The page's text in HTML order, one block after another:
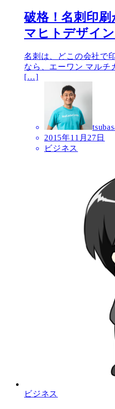
破格！名刺印
マヒトデザイ
名刺は、どこの会社で
なら、エーワン マルチ
[…]
2015年11月27日
ビジネス
ビジネス